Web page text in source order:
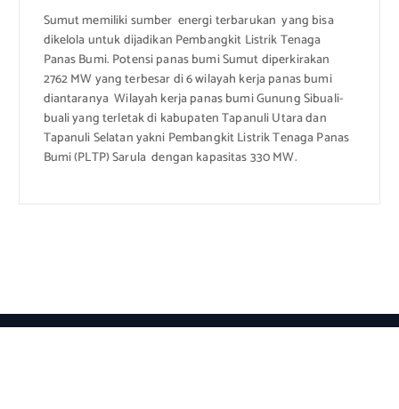
Sumut memiliki sumber energi terbarukan yang bisa
dikelola untuk dijadikan Pembangkit Listrik Tenaga
Panas Bumi. Potensi panas bumi Sumut diperkirakan
2762 MW yang terbesar di 6 wilayah kerja panas bumi
diantaranya Wilayah kerja panas bumi Gunung Sibuali-
buali yang terletak di kabupaten Tapanuli Utara dan
Tapanuli Selatan yakni Pembangkit Listrik Tenaga Panas
Bumi (PLTP) Sarula dengan kapasitas 330 MW.